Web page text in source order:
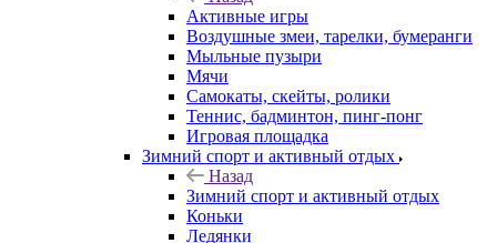
Активные игры
Воздушные змеи, тарелки, бумеранги
Мыльные пузыри
Мячи
Самокаты, скейты, ролики
Теннис, бадминтон, пинг-понг
Игровая площадка
Зимний спорт и активный отдых
Назад
Зимний спорт и активный отдых
Коньки
Ледянки